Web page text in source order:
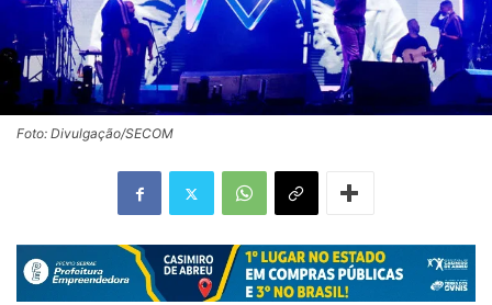
Foto: Divulgação/SECOM